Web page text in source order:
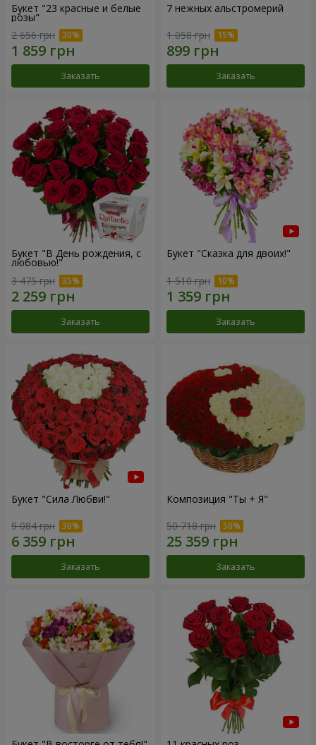
Букет "23 красные и белые
розы"
2 656 грн
Заказать
7 нежных альстромерий
1 058 грн
Заказать
Букет "В День рождения, с
любовью!"
3 475 грн
Заказать
Букет "Сказка для двоих!"
1 510 грн
Заказать
Букет "Сила Любви!"
9 084 грн
Заказать
Композиция "Ты + Я"
50 718 грн
Заказать